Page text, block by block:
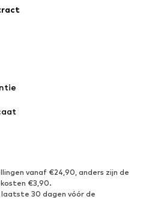
Rokken
Enkellaarsjes
Laarzen
vanaf €24,90, anders zijn de
€3,90.
30 dagen vóór de